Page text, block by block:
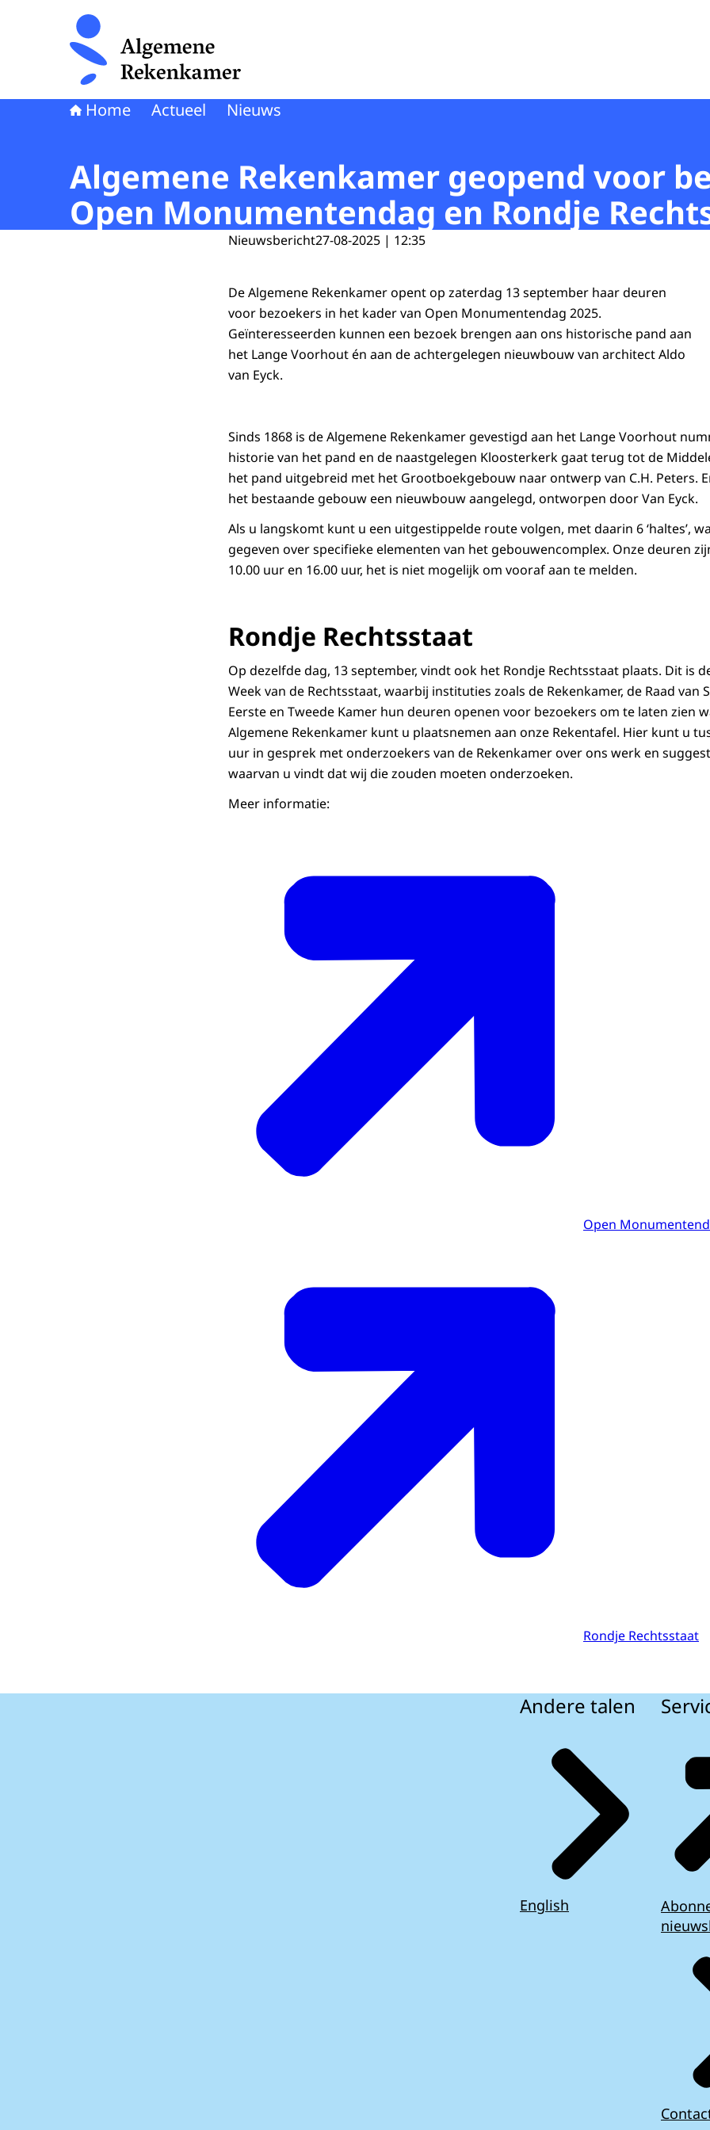
Naar de homepage van Algemene Rekenkamer
Home Actueel Nieuws
Algemene Rekenkamer geopend voor
Open Monumentendag en Rondje
Nieuwsbericht27-08-2025 | 12:35
De Algemene Rekenkamer opent op zaterdag 13 september haar deuren
voor bezoekers in het kader van Open Monumentendag 2025.
Geïnteresseerden kunnen een bezoek brengen aan ons historische pand aan
het Lange Voorhout én aan de achtergelegen nieuwbouw van architect Aldo
van Eyck.
Sinds 1868 is de Algemene Rekenkamer gevestigd aan het Lange Voorhout
historie van het pand en de naastgelegen Kloosterkerk gaat terug tot de
het pand uitgebreid met het Grootboekgebouw naar ontwerp van C.H. Peters.
het bestaande gebouw een nieuwbouw aangelegd, ontworpen door Van Eyck.
Als u langskomt kunt u een uitgestippelde route volgen, met daarin 6 ‘haltes’,
gegeven over specifieke elementen van het gebouwencomplex. Onze deuren
10.00 uur en 16.00 uur, het is niet mogelijk om vooraf aan te melden.
Rondje Rechtsstaat
Op dezelfde dag, 13 september, vindt ook het Rondje Rechtsstaat plaats. Dit is
Week van de Rechtsstaat, waarbij instituties zoals de Rekenkamer, de Raad van
Eerste en Tweede Kamer hun deuren openen voor bezoekers om te laten zien
Algemene Rekenkamer kunt u plaatsnemen aan onze Rekentafel. Hier kunt u
uur in gesprek met onderzoekers van de Rekenkamer over ons werk en
waarvan u vindt dat wij die zouden moeten onderzoeken.
Meer informatie:
Open
Rondje Rechtsstaat
Andere talen
English